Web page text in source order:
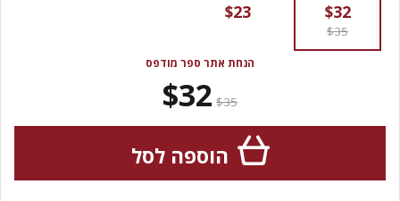
$32
$35
$23
הנחת אתר ספר מודפס
$35
$32
הוספה לסל